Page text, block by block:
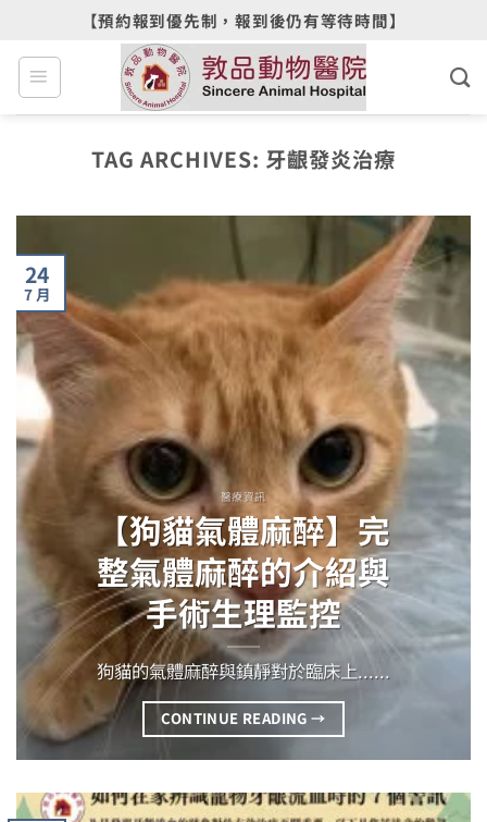
content
【預約報到優先制，報到後仍有等待時間】
TAG ARCHIVES: 牙齦發炎治療
醫療資訊
【狗貓氣體麻醉】完
整氣體麻醉的介紹與
手術生理監控
狗貓的氣體麻醉與鎮靜對於臨床上......
CONTINUE READING→
24
7 月